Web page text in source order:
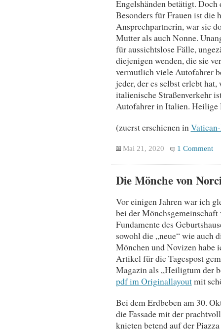
Engelshänden betätigt.
Besonders für Frauen ist die
Ansprechpartnerin, war sie
Mutter als auch Nonne.
für aussichtslose Fälle,
diejenigen wenden, die sie
vermutlich viele Autofahrer
jeder, der es selbst erlebt
italienische Straßenverkehr
Autofahrer in Italien. Heilige
(zuerst erschienen in
Mai 21, 2020 1 Comment
Die Mönche von
Vor einigen Jahren war ich
bei der
Fundamente des
sowohl die „neue“ wie auch
Mönchen und Novizen habe
Artikel für die Tagespost
Magazin als „Heiligtum der
pdf im Originallayoutmit
Bei dem Erdbeben am 30.
die Fassade mit der
knieten betend auf der